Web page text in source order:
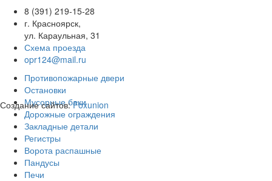
8 (391) 219-15-28
г. Красноярск,
ул. Караульная, 31
Схема проезда
opr124@mail.ru
Создание сайтов:Foxunion
Противопожарные двери
Остановки
Мусорные баки
Дорожные ограждения
Закладные детали
Регистры
Ворота распашные
Пандусы
Печи